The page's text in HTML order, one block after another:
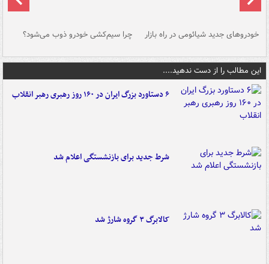
خودروهای جدید شیائومی در راه بازار چرا سیم‌کشی خودرو ذوب می‌شود؟
این مطالب را از دست ندهید....
۶ دستاورد بزرگ ایران در ۱۶۰ روز رهبری رهبر انقلاب
شرط جدید برای بازنشستگی اعلام شد
کالابرگ ۳ گروه شارژ شد